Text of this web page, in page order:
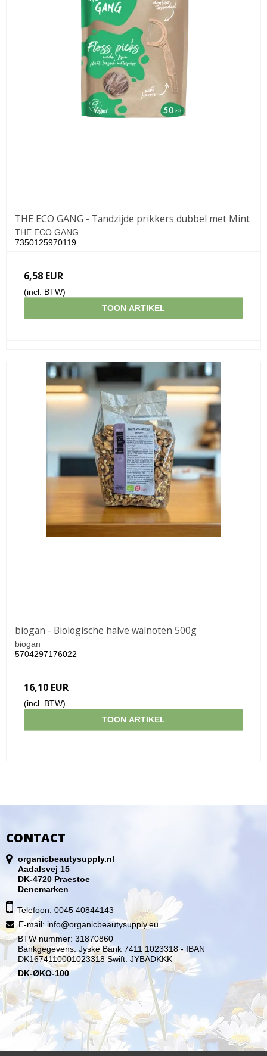
THE ECO GANG - Tandzijde prikkers dubbel met Mint
THE ECO GANG
7350125970119
6,58 EUR
(incl. BTW)
TOON ARTIKEL
biogan - Biologische halve walnoten 500g
biogan
5704297176022
16,10 EUR
(incl. BTW)
TOON ARTIKEL
CONTACT
organicbeautysupply.nl
Aadalsvej 15
DK-4720 Praestoe
Denemarken
Telefoon: 0045 40844143
E-mail: info@organicbeautysupply.eu
BTW nummer: 31870860
Bankgegevens: Jyske Bank 7411 1023318 - IBAN
DK1674110001023318 Swift: JYBADKKK
DK-ØKO-100